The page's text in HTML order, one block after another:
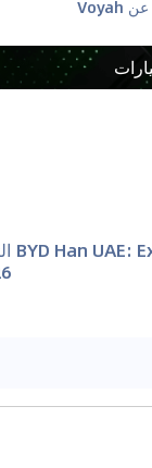
BYD Han UAE: